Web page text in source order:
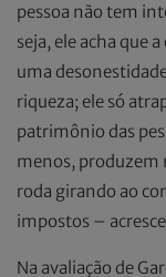
pessoa não tem
seja, ele acha que
uma
riqueza; ele só
patrimônio das
menos, produzem
roda girando ao
impostos –
Na avaliação de